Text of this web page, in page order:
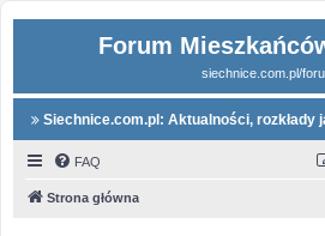
Forum
siechnice.com.pl/
Siechnice.com.pl: Aktualności, rozkłady
FAQ
Strona główna